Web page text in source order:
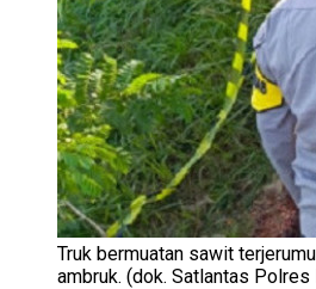
Truk bermuatan sawit
ambruk. (dok. Satlantas Polres